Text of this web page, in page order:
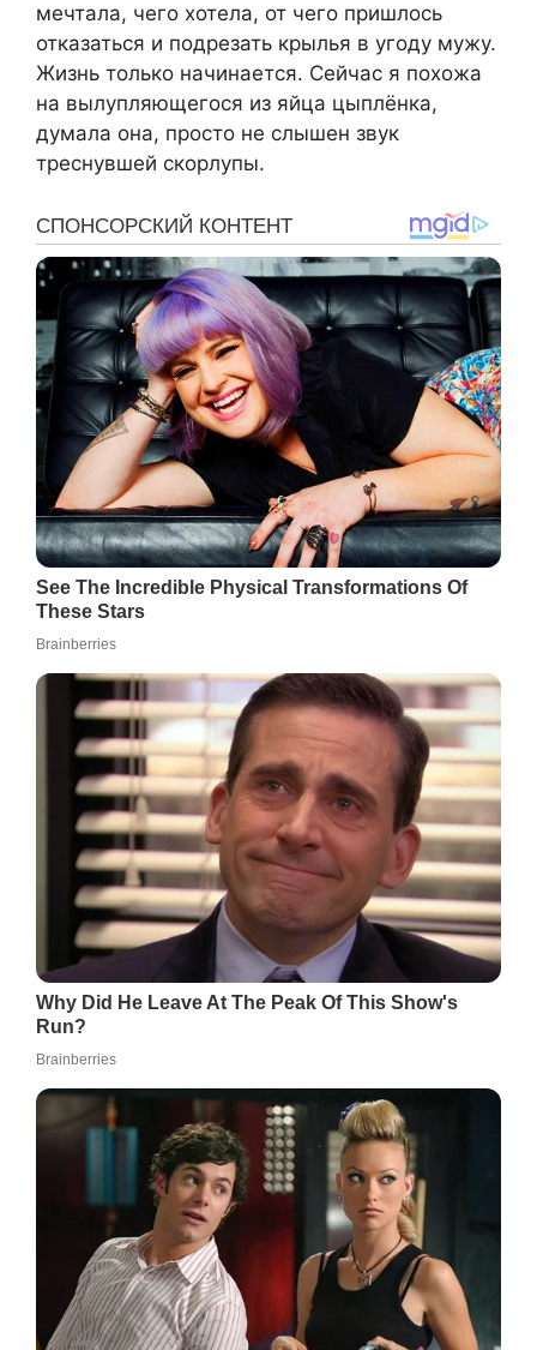
мечтала, чего хотела, от чего пришлось
отказаться и подрезать крылья в угоду мужу.
Жизнь только начинается. Сейчас я похожа
на вылупляющегося из яйца цыплёнка,
думала она, просто не слышен звук
треснувшей скорлупы.